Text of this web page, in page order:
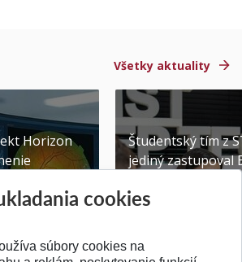
Všetky aktuality
Horizon
Študentský tím z
jediný zastupoval
Publikované
cookies
súbory cookies na